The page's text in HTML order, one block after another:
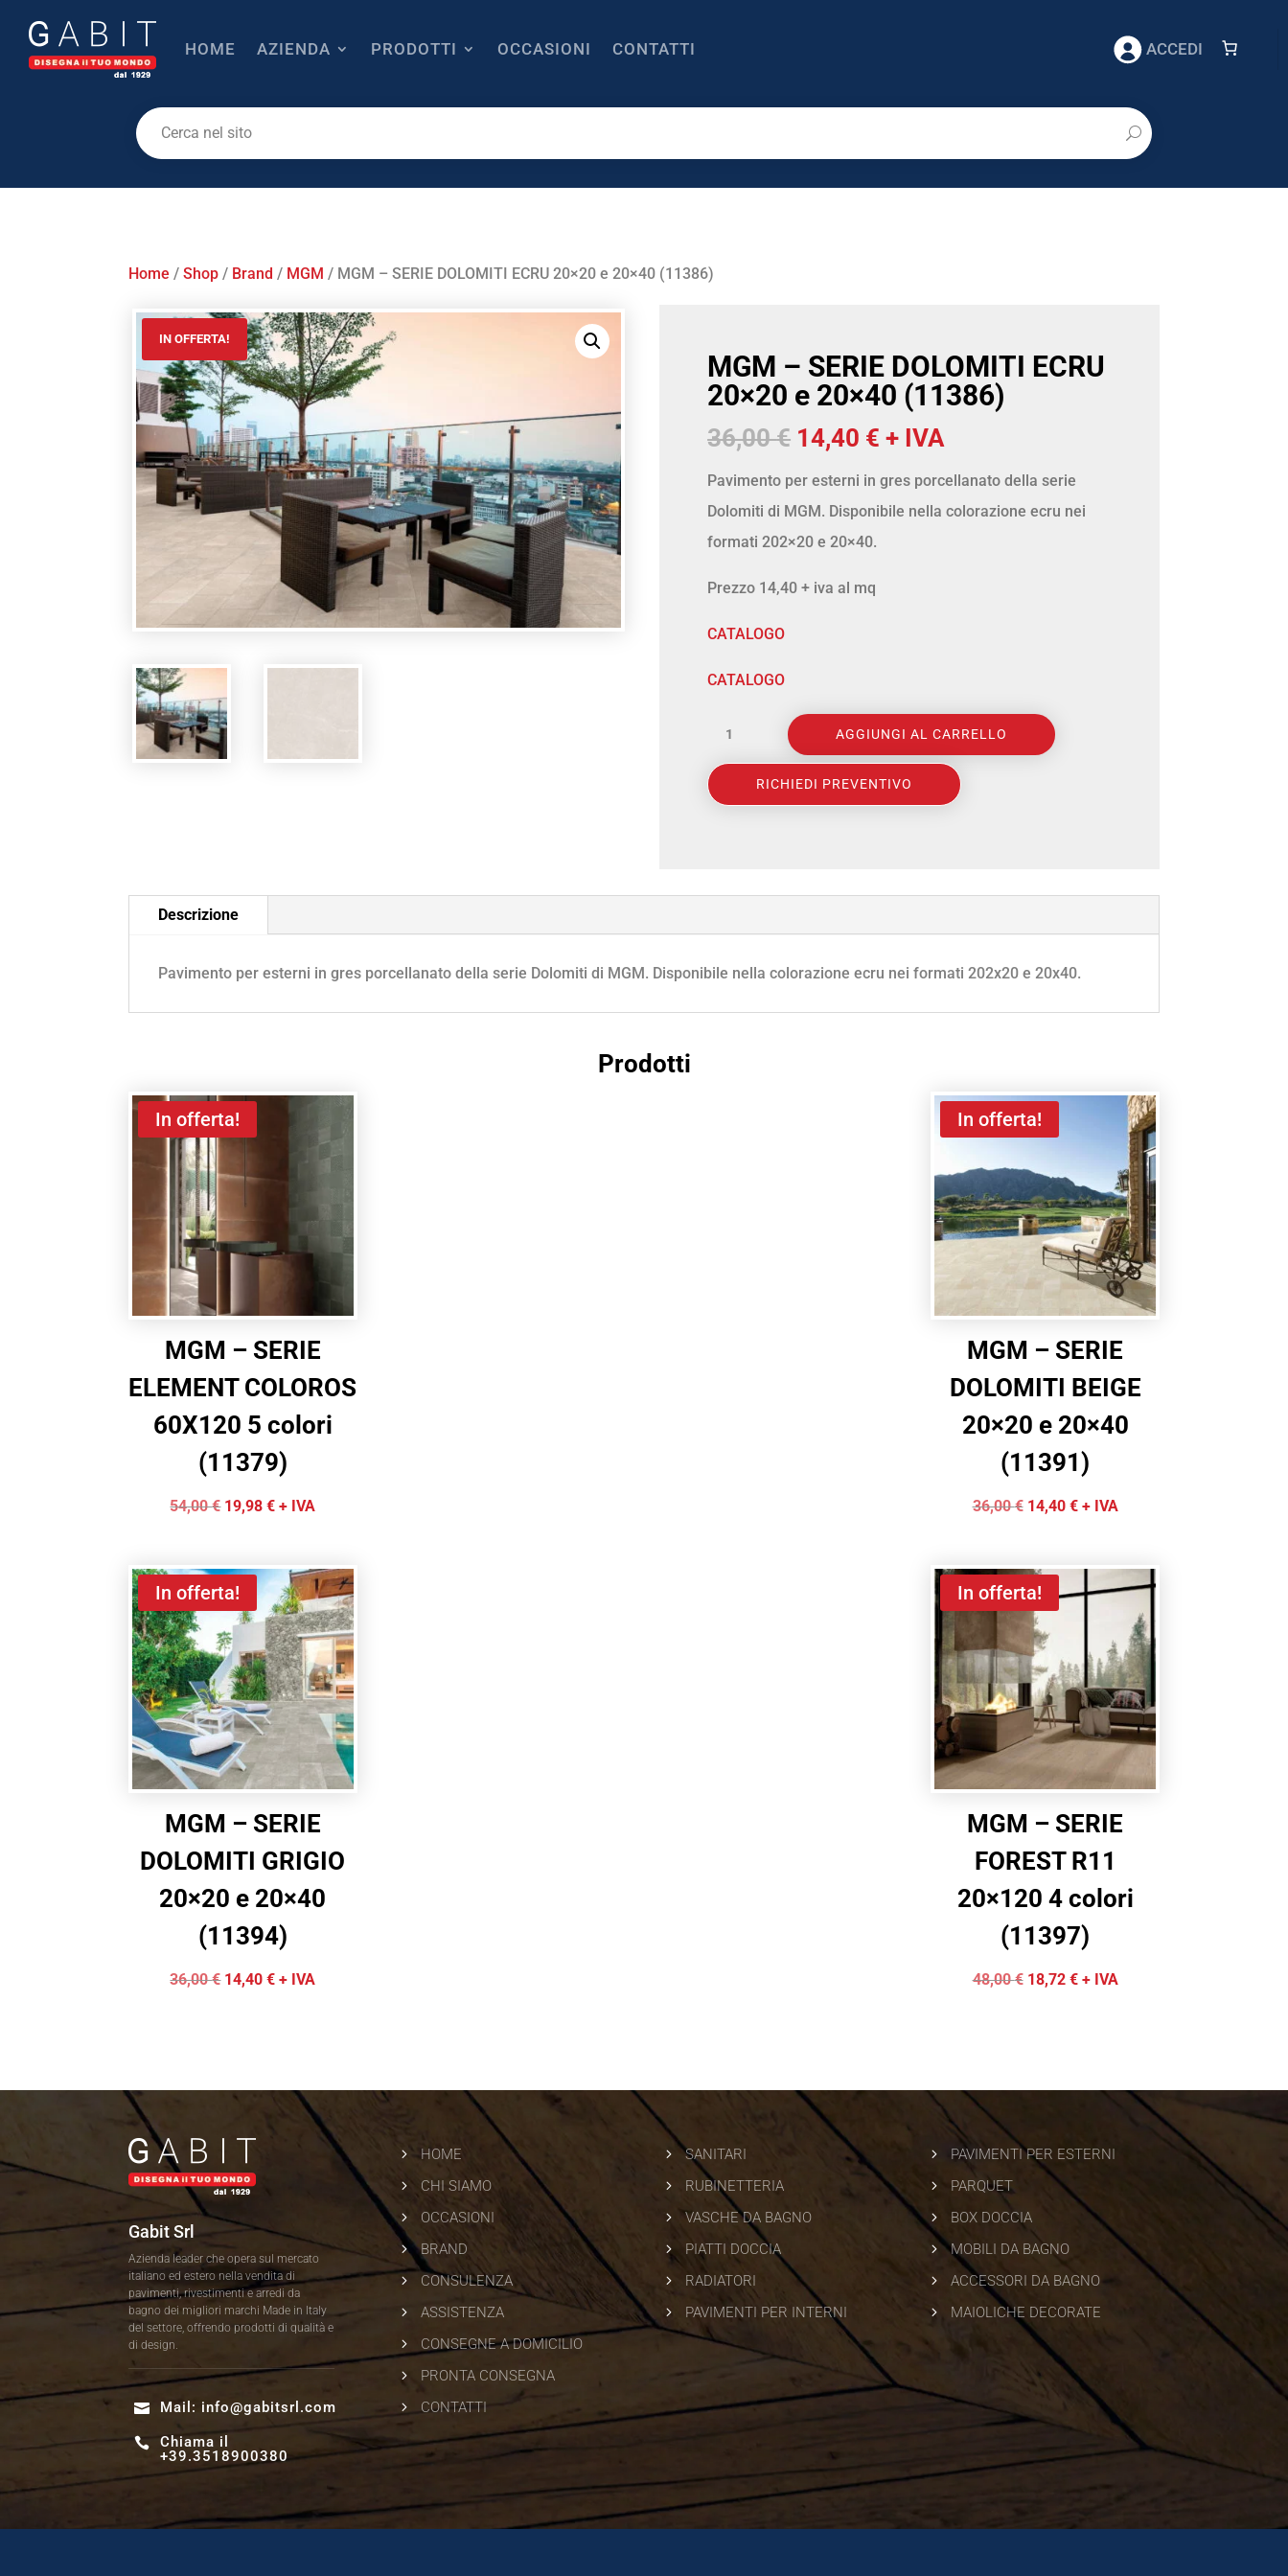
HOME AZIENDA PRODOTTI OCCASIONI CONTATTI ACCEDI
Home /Shop / Brand / MGM / MGM – SERIE DOLOMITI ECRU 20×20 e 20×40 (11386)
IN OFFERTA!
MGM – SERIE DOLOMITI ECRU
20×20 e 20×40 (11386)
36,00€ Il
prezzo
originale
era:
14,40 € Il
prezzo
attuale
+ IVA
Pavimento per esterni in gres porcellanato della serie
Dolomiti di MGM. Disponibile nella colorazione ecru nei
formati 202×20 e 20×40.
Prezzo 14,40 + iva al mq
CATALOGO
CATALOGO
SERIE
20x40
(11386)
AGGIUNGI AL CARRELLO
RICHIEDI PREVENTIVO
Descrizione
Pavimento per esterni in gres porcellanato della serie Dolomiti di MGM. Disponibile nella colorazione ecru nei formati 202x20 e 20x40.
Prodotti
In offerta!
MGM – SERIE
ELEMENT COLOROS
60X120 5 colori
(11379)
54,00€ Il
era:
54,00 €.
19,98€Il
è:
19,98 €.
+ IVA
In offerta!
MGM – SERIE
DOLOMITI BEIGE
20×20 e 20×40
(11391)
36,00€ Il
era:
36,00 €.
14,40 €Il+ IVA
In offerta!
MGM – SERIE
DOLOMITI GRIGIO
20×20 e 20×40
(11394)
36,00€ Il
14,40€Il+ IVA
In offerta!
MGM – SERIE
FOREST R11
20×120 4 colori
(11397)
48,00€ Il
18,72 €Il+ IVA
Gabit Srl
Azienda leader che opera sul mercato
italiano ed estero nella vendita di
pavimenti, rivestimenti e arredi da
bagno dei migliori marchi Made in Italy
del settore, offrendo prodotti di qualità e
di design.
 Mail: info@gabitsrl.com

Chiama il
+39.3518900380
5
HOME
5
CHI SIAMO
5
OCCASIONI
5
BRAND
5
CONSULENZA
5
ASSISTENZA
5
CONSEGNE A DOMICILIO
5
PRONTA CONSEGNA
5
CONTATTI
5
SANITARI
5
RUBINETTERIA
5
VASCHE DA BAGNO
5
PIATTI DOCCIA
5
RADIATORI
5
PAVIMENTI PER INTERNI
5
PAVIMENTI PER ESTERNI
5
PARQUET
5
BOX DOCCIA
5 MOBILI DA BAGNO
5
ACCESSORI DA BAGNO
5
MAIOLICHE DECORATE